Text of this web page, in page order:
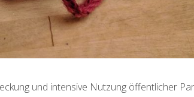
und intensive Nutzung öffentlicher